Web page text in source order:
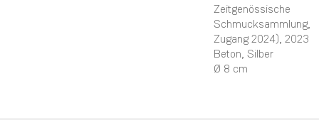
Zeitgenössische
Schmucksammlung,
Zugang 2024), 2023
Beton, Silber
Ø 8 cm